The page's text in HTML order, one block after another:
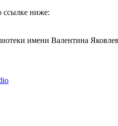
ссылке ниже:
имени Валентина